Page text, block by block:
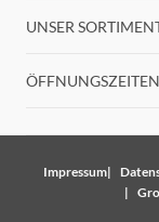
UNSER
ÖFFNUNGSZEITEN
Impressum